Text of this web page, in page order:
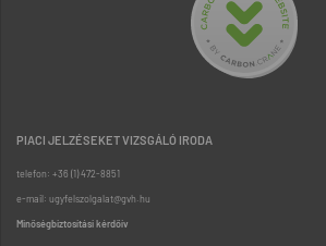
PIACI JELZÉSEKET VIZSGÁLÓ IRODA
telefon: +36 (1) 472-8851
e-mail: ugyfelszolgalat@gvh.hu
Minőségbiztosítási kérdőív